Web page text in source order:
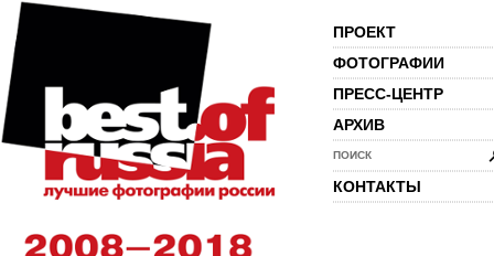
ПРОЕКТ
ФОТОГРАФИИ
ПРЕСС-ЦЕНТР
АРХИВ
ПОИСК
КОНТАКТЫ